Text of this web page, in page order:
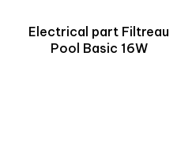
Electrical part Filtreau
Pool Basic 16W